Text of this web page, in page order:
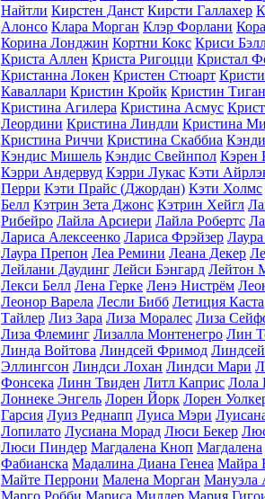
Найтли Кирстен Данст Кирсти Галлахер
Алонсо Клара Морган Клэр Форлани
Корина Лонджин Кортни Кокс Криси
Криста Аллен Криста Ригоцци Кристал
Кристанна Локен Кристен Стюарт
Каваллари Кристин Кройк Кристин Тиган
Кристина Агилера Кристина Асмус
Леордини Кристина Линдли Кристина
Кристина Риччи Кристина Скаббиа
Кэндис Мишель Кэндис Свейнпол Кэрен
Кэрри Андервуд Кэрри Лукас Кэти
Перри Кэти Прайс (Джордан) Кэти Холмс
Белл Кэтрин Зета Джонс Кэтрин Хейгл
Рибейро Лайла Арсиери Лайла Робертс
Лариса Алексеенко Лариса Фрэйзер
Лаура Препон Леа Ремини Леана Декер
Лейлани Даудинг Лейси Бэнгард Лейтон
Лекси Белл Лена Герке Ленэ Нистрём
Леонор Варела Лесли Бибб Летиция Каста
Тайлер Лиз Зара Лиза Моралес Лиза
Лиза Флеминг Лизалла Монтенегро Лин
Линда Войтова Линдсей Фримод Линдсей
Эллингсон Линдси Лохан Линдси Мари
Фонсека Линн Твиден Литл Каприс Лола
Лоннеке Энгель Лорен Йорк Лорен
Гарсия Луиз Реднапп Луиса Мэри
Лопилато Лусиана Морад Люси Бекер
Люси Пиндер Магдалена Кноп Магдалена
Фабианска Мадалина Диана Генеа Майра
Майте Перрони Малена Морган Мануэла
Марго Робби Мариса Миллер Мария